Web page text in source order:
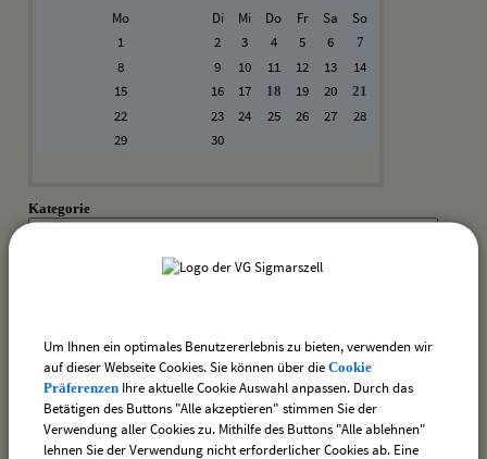
Mo Di Mi Do Fr Sa
So
1
2 3 4 5 6 7
8 9 10 11 12 13
14
15
16 17 18 19 20 21
22 23 24 25 26 27
28
29
30
Kategorie
bis:Um Ihnen ein optimales Benutzererlebnis zu bieten, verwenden wir
auf dieser Webseite Cookies. Sie können über die Cookie
Präferenzen Ihre aktuelle Cookie Auswahl anpassen. Durch das
Betätigen des Buttons "Alle akzeptieren" stimmen Sie der
Verwendung aller Cookies zu. Mithilfe des Buttons "Alle ablehnen"
lehnen Sie der Verwendung nicht erforderlicher Cookies ab. Eine